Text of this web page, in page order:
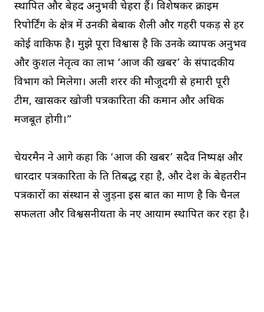
स्थापित और बेहद अनुभवी चेहरा हैं। विशेषकर क्राइम
रिपोर्टिंग के क्षेत्र में उनकी बेबाक शैली और गहरी पकड़ से हर
कोई वाकिफ है। मुझे पूरा विश्वास है कि उनके व्यापक अनुभव
और कुशल नेतृत्व का लाभ ‘आज की खबर’ के संपादकीय
विभाग को मिलेगा। अली शरर की मौजूदगी से हमारी पूरी
टीम, खासकर खोजी पत्रकारिता की कमान और अधिक
मजबूत होगी।”
चेयरमैन ने आगे कहा कि ‘आज की खबर’ सदैव निष्पक्ष और
धारदार पत्रकारिता के प्रति प्रतिबद्ध रहा है, और देश के बेहतरीन
पत्रकारों का संस्थान से जुड़ना इस बात का प्रमाण है कि चैनल
सफलता और विश्वसनीयता के नए आयाम स्थापित कर रहा है।